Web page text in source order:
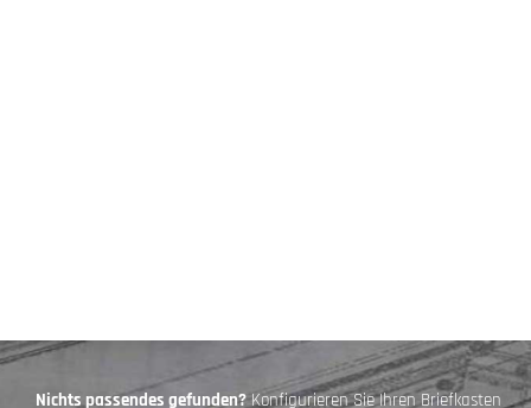
Nichts passendes gefunden?Konfigurieren Sie Ihren Briefkasten